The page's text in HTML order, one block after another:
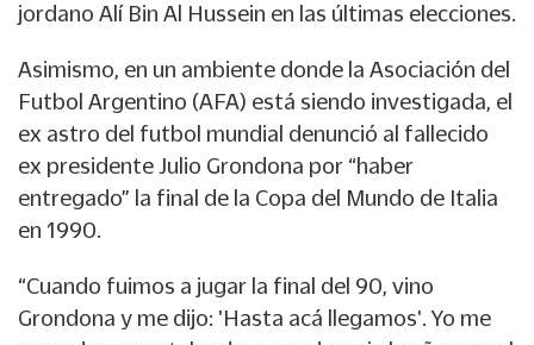
jordano Alí Bin Al Hussein en las últimas elecciones.
Asimismo, en un ambiente donde la Asociación del
Futbol Argentino (AFA) está siendo investigada, el
ex astro del futbol mundial denunció al fallecido
ex presidente Julio Grondona por “haber
entregado” la final de la Copa del Mundo de Italia
en 1990.
“Cuando fuimos a jugar la final del 90, vino
Grondona y me dijo: 'Hasta acá llegamos'. Yo me